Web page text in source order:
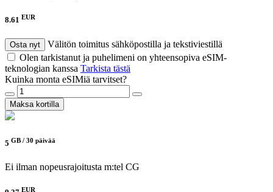
8.61 EUR
Osta nyt
Välitön toimitus sähköpostilla ja tekstiviestillä
Olen tarkistanut ja puhelimeni on yhteensopiva eSIM-
teknologian kanssa Tarkista tästä
Kuinka monta eSIMiä tarvitset?
Maksa kortilla
5 GB / 30 päivää
Ei ilman nopeusrajoitusta m:tel CG
EUR